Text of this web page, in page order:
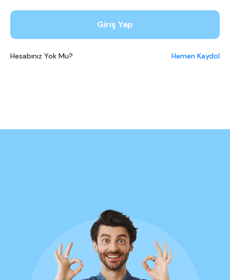
Giriş Yap
Hesabınız Yok Mu? Hemen Kaydol